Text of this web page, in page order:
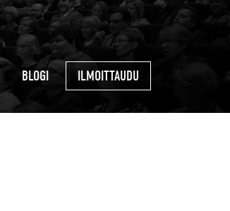
BLOGI ILMOITTAUDU